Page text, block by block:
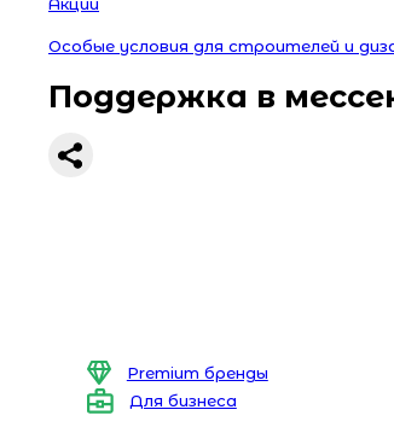
Особые условия для строителей и
Поддержка в
Premium бренды
Для бизнеса